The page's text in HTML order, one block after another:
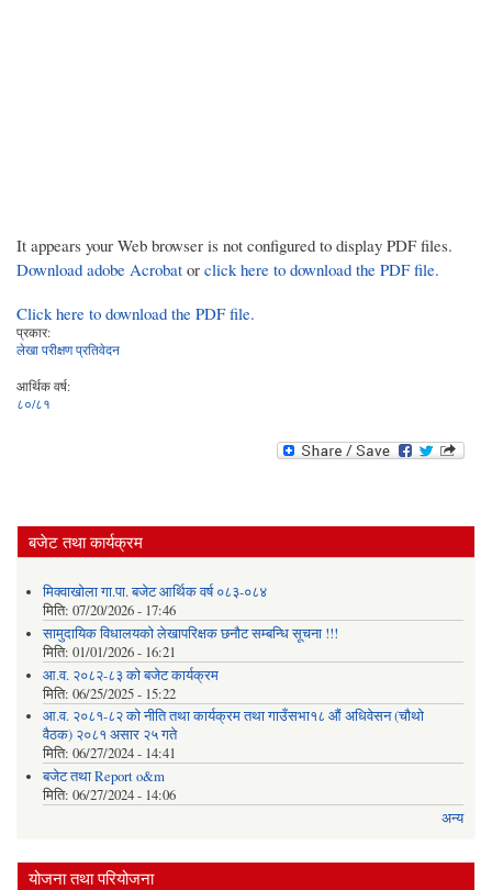
It appears your Web browser is not configured to display PDF files.
Download adobe Acrobat or click here to download the PDF file.
Click here to download the PDF file.
प्रकार:
लेखा परीक्षण प्रतिवेदन
आर्थिक वर्ष:
८०/८१
बजेट तथा कार्यक्रम
मिक्वाखोला गा.पा. बजेट आर्थिक वर्ष ०८३-०८४
मिति: 07/20/2026 - 17:46
सामुदायिक विधालयको लेखापरिक्षक छनौट सम्बन्धि सूचना !!!
मिति: 01/01/2026 - 16:21
आ.व. २०८२-८३ को बजेट कार्यक्रम
मिति: 06/25/2025 - 15:22
आ.व. २०८१-८२ को नीति तथा कार्यक्रम तथा गाउँसभा१८ औं अधिवेसन (चौथो
वैठक) २०८१ असार २५ गते
मिति: 06/27/2024 - 14:41
बजेट तथा Report o&m
मिति: 06/27/2024 - 14:06
अन्य
योजना तथा परियोजना